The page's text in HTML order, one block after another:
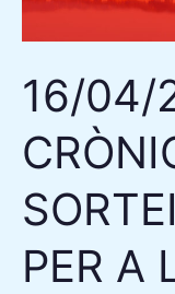
16/04/
PER A
LA
COMPOSICIÓ
DE
MESES
ELECTORALS
DEL